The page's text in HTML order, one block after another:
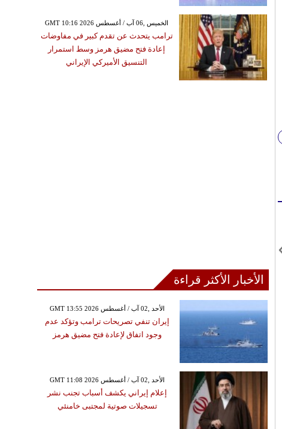
GMT 10:16 2026 الخميس ,06 آب / أغسطس
ترامب يتحدث عن تقدم كبير في مفاوضات
إعادة فتح مضيق هرمز وسط استمرار
التنسيق الأميركي الإيراني
الأخبار الأكثر قراءة
GMT 13:55 2026 الأحد ,02 آب / أغسطس
إيران تنفي تصريحات ترامب وتؤكد عدم
وجود اتفاق لإعادة فتح مضيق هرمز
GMT 11:08 2026 الأحد ,02 آب / أغسطس
إعلام إيراني يكشف أسباب تجنب نشر
تسجيلات صوتية لمجتبى خامنئي